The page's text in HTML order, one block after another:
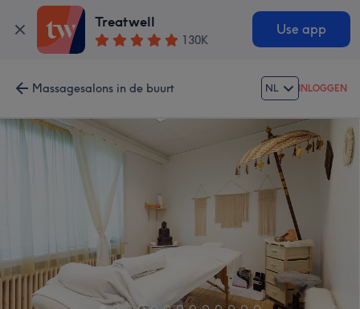
Treatwell
130K
Use app
Massagesalons in de buurt NL INLOGGEN